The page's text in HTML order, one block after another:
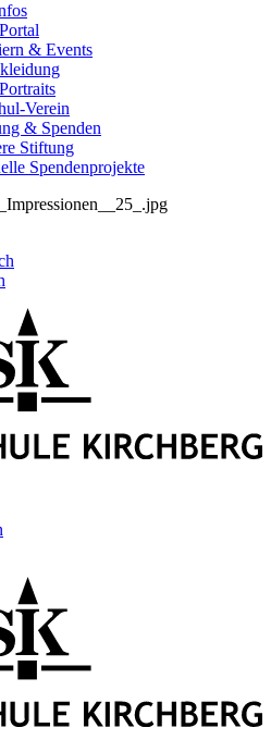
& Events
Verein
& Spenden
Stiftung
Spendenprojekte